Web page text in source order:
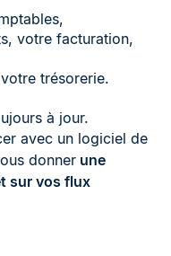
votre facturation,
trésorerie.
à jour.
avec un logiciel de
donner une
sur vos flux